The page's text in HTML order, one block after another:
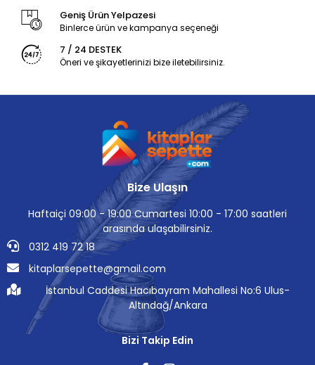
Geniş Ürün Yelpazesi
Binlerce ürün ve kampanya seçeneği
7 / 24 DESTEK
Öneri ve şikayetlerinizi bize iletebilirsiniz.
Bize Ulaşın
Haftaiçi 09:00 - 19:00 Cumartesi 10:00 - 17:00 saatleri
arasında ulaşabilirsiniz.
0312 419 72 18
kitaplarsepette@gmail.com
İstanbul Caddesi Hacıbayram Mahallesi No:6 Ulus-
Altındağ/Ankara
Bizi Takip Edin